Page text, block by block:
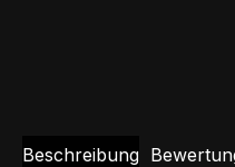
Beschreibung